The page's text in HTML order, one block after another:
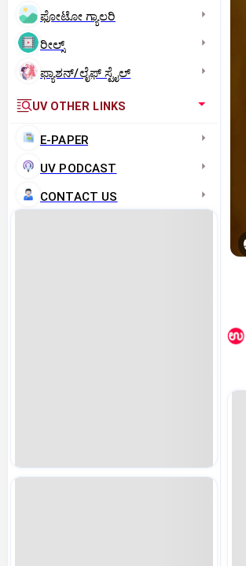
ಫೋಟೋ ಗ್ಯಾಲರಿ
ರೀಲ್ಸ್
ಫ್ಯಾಶನ್/ಲೈಫ್‌ ಸ್ಟೈಲ್
UV OTHER LINKS
E-PAPER
UV PODCAST
CONTACT US